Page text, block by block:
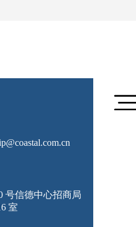
号信德中心招商局
室